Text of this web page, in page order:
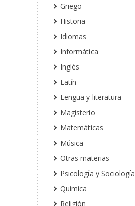
Griego
Historia
Idiomas
Informática
Inglés
Latín
Lengua y literatura
Magisterio
Matemáticas
Música
Otras materias
Psicología y Sociología
Química
Religión